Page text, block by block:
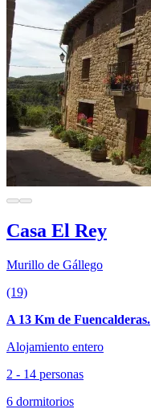
Casa El Rey
Murillo de Gállego
(19)
A 13 Km de Fuencalderas.
Alojamiento entero
2 - 14 personas
6 dormitorios